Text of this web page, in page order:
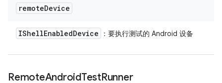
remoteDevice
IShellEnabledDevice ：要执行测试的 Android 设备
RemoteAndroidTestRunner